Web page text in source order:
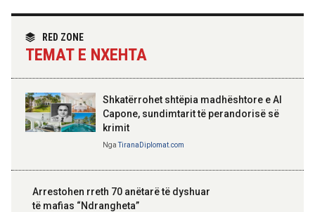
partneritetit strategjik
RED ZONE
TEMAT E NXEHTA
Shkatërrohet shtëpia madhështore e Al
Capone, sundimtarit të perandorisë së
krimit
NgaTiranaDiplomat.com
Arrestohen rreth 70 anëtarë të dyshuar
të mafias “Ndrangheta”